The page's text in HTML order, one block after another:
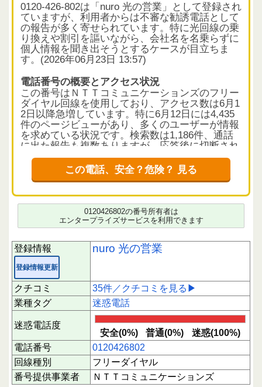
0120-426-802は「nuro 光の営業」として登録され
ていますが、利用者からは不審な勧誘電話として
の報告が多く寄せられています。特に光回線の乗
り換えや割引を謳いながら、会社名を名乗らずに
個人情報を聞き出そうとするケースが目立ちま
す。(2026年06月23日 13:57)
電話番号の概要とアクセス状況
この番号はＮＴＴコミュニケーションズのフリー
ダイヤル回線を使用しており、アクセス数は6月1
2日以降急増しています。特に6月12日には4,435
件のページビューがあり、多くのユーザーが情報
を求めている状況です。検索数は1,186件、通話
に出た報告も複数ありますが、応答後に切断され
るケースが多いのが特徴です。
クチコミから読み解く電話の実態
8件あり、平均評価は1.1と低調です。内容は「ド
コモ光」や「光回線の乗り換え」を名乗る勧誘が
多く、具体的な会社名を明かさず、質問すると即
座に電話を切るケースが散見されます。個人情報
を聞き出そうとする手口も報告されており、利用
者の不安が高まっています。短時間に偏った評価
は見られないため、クチコミは参考情報として有
効です。
注意すべき応答のポイント
電話に出た際、「光回線を契約しているか」「引
越し予定があるか」などの質問が多く、これらは
個人情報収集の可能性があるため慎重な対応が望
まれます。会社名を名乗らない、または不明瞭な
説明で切断される場合は応答を控えることが推奨
されます。料金が安くなるといった誘い文句もあ
りますが、契約内容を把握していない様子が多
く、安易な返答は避けるべきです。
この電話、安全？危険？ 見る
0120426802の番号所有者は
エンタープライズサービスを利用できます
登録情報
登録情報更新
nuro 光の営業
クチコミ
35件／クチコミを見る▶
業種タグ
迷惑電話
迷惑電話度
安全(0%) 普通(0%)
迷惑(100%)
電話番号
0120426802
回線種別
フリーダイヤル
番号提供事業者
ＮＴＴコミュニケーションズ